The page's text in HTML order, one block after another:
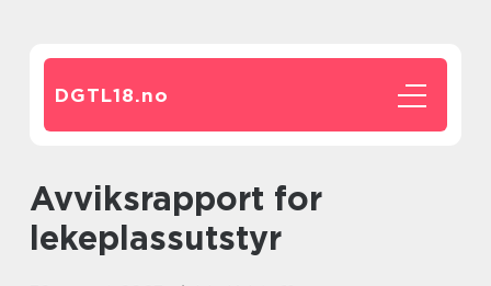
DGTL18.no
Avviksrapport for
lekeplassutstyr